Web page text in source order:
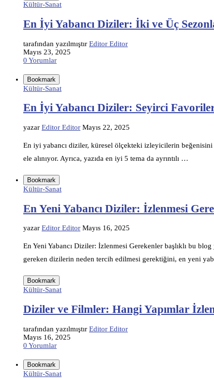
Kültür-Sanat
En İyi Yabancı Diziler: İki ve Üç
tarafından yazılmıştır Editor Editor
Mayıs 23, 2025
0 Yorumlar
Bookmark
Kültür-Sanat
En İyi Yabancı Diziler: Seyirci
yazar Editor Editor Mayıs 22, 2025
En iyi yabancı diziler, küresel ölçekteki izleyicilerin beğenisini
ele alınıyor. Ayrıca, yazıda en iyi 5 tema da ayrıntılı …
Bookmark
Kültür-Sanat
En Yeni Yabancı Diziler: İzlenmesi
yazar Editor Editor Mayıs 16, 2025
En Yeni Yabancı Diziler: İzlenmesi Gerekenler başlıklı bu
gereken dizilerin neden tercih edilmesi gerektiğini, en yeni
Bookmark
Kültür-Sanat
Diziler ve Filmler: Hangi Yapımlar
tarafından yazılmıştır Editor Editor
Mayıs 16, 2025
0 Yorumlar
Bookmark
Kültür-Sanat